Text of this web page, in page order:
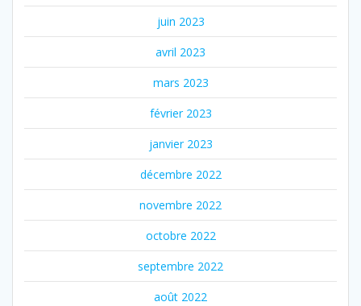
juin 2023
avril 2023
mars 2023
février 2023
janvier 2023
décembre 2022
novembre 2022
octobre 2022
septembre 2022
août 2022